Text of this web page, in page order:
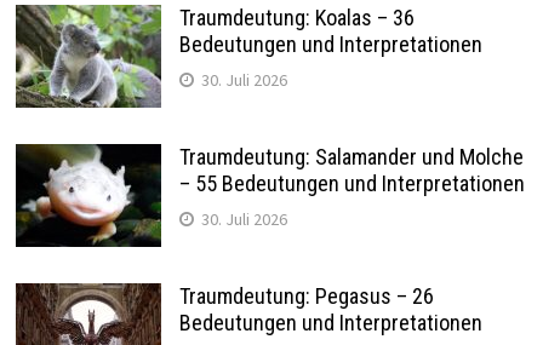
Traumdeutung: Koalas – 36
Bedeutungen und Interpretationen
30. Juli 2026
Traumdeutung: Salamander und Molche
– 55 Bedeutungen und Interpretationen
30. Juli 2026
Traumdeutung: Pegasus – 26
Bedeutungen und Interpretationen